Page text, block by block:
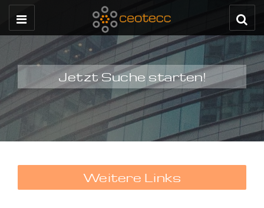
Jetzt Suche starten!
Weitere Links